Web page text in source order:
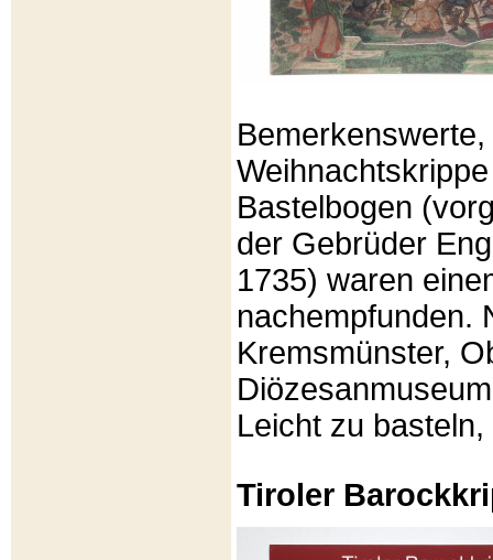
Bastelbogen
der Gebrüder
1735) waren
nachempfunden.
Kremsmünster,
Leicht zu
Tiroler